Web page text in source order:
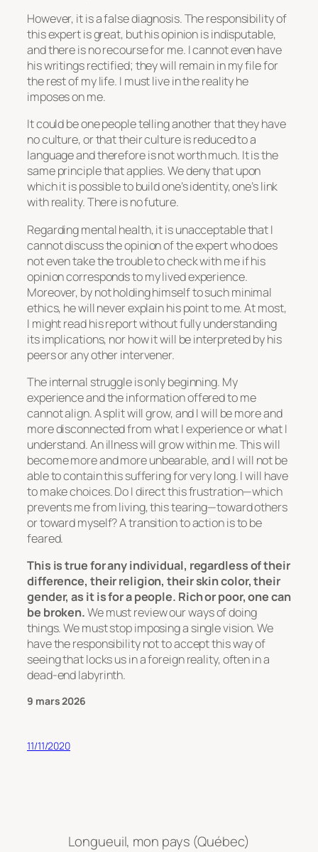
However, it is a false diagnosis. The responsibility of
this expert is great, but his opinion is indisputable,
and there is no recourse for me. I cannot even have
his writings rectified; they will remain in my file for
the rest of my life. I must live in the reality he
imposes on me.
It could be one people telling another that they have
no culture, or that their culture is reduced to a
language and therefore is not worth much. It is the
same principle that applies. We deny that upon
which it is possible to build one’s identity, one’s link
with reality. There is no future.
Regarding mental health, it is unacceptable that I
cannot discuss the opinion of the expert who does
not even take the trouble to check with me if his
opinion corresponds to my lived experience.
Moreover, by not holding himself to such minimal
ethics, he will never explain his point to me. At most,
I might read his report without fully understanding
its implications, nor how it will be interpreted by his
peers or any other intervener.
The internal struggle is only beginning. My
experience and the information offered to me
cannot align. A split will grow, and I will be more and
more disconnected from what I experience or what I
understand. An illness will grow within me. This will
become more and more unbearable, and I will not be
able to contain this suffering for very long. I will have
to make choices. Do I direct this frustration—which
prevents me from living, this tearing—toward others
or toward myself? A transition to action is to be
feared.
This is true for any individual, regardless of their
difference, their religion, their skin color, their
gender, as it is for a people. Rich or poor, one can
be broken.We must review our ways of doing
things. We must stop imposing a single vision. We
have the responsibility not to accept this way of
seeing that locks us in a foreign reality, often in a
dead-end labyrinth.
9 mars 2026
11/11/2020
Longueuil, mon pays (Québec)